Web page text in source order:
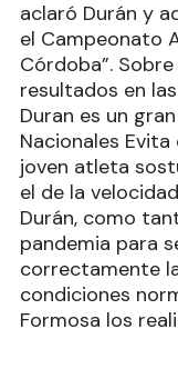
aclaró Durán y
el Campeonato
Córdoba”.
resultados en
Duran es un
Nacionales
joven atleta
el de la
Durán, como
pandemia para
correctamente
condiciones
Formosa los